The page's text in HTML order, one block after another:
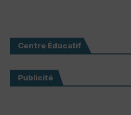
Centre Éducatif
Publicité